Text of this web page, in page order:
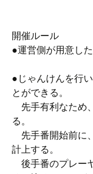
開催ルー
●運営側が用意
●じゃんけんを行
とができる
先手有利なため
る。
先手番開始前に
計上する
後手番のプレー